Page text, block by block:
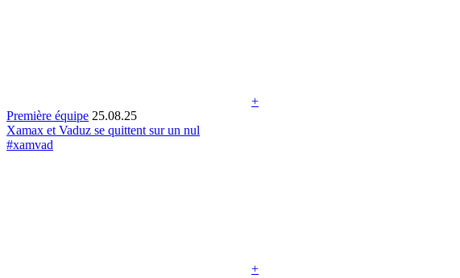
+
Première équipe 25.08.25
Xamax et Vaduz se quittent sur un nul
#xamvad
+